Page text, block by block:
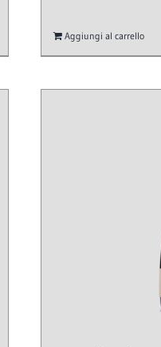
Aggiungi al carrello